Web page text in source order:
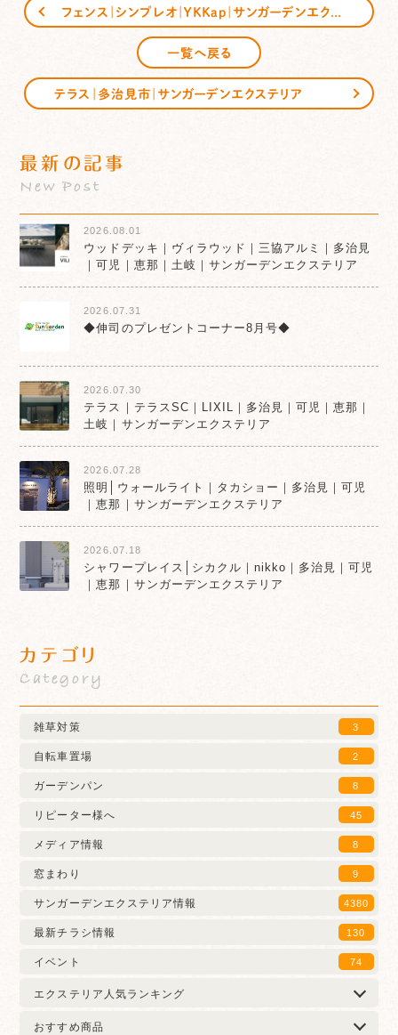
一覧へ戻る
テラス｜多治見市｜サンガーデンエクステリア
最新の記事
New Post
2026.08.01
ウッドデッキ｜ヴィラウッド｜三協アルミ｜多治見
｜可児｜恵那｜土岐｜サンガーデンエクステリア
2026.07.31
◆伸司のプレゼントコーナー8月号◆
2026.07.30
テラス｜テラスSC｜LIXIL｜多治見｜可児｜恵那｜
土岐｜サンガーデンエクステリア
2026.07.28
照明│ウォールライト｜タカショー｜多治見｜可児
｜恵那｜サンガーデンエクステリア
2026.07.18
シャワープレイス│シカクル｜nikko｜多治見｜可児
｜恵那｜サンガーデンエクステリア
カテゴリ
Category
雑草対策 3
自転車置場 2
ガーデンパン 8
リピーター様へ 45
メディア情報 8
窓まわり 9
サンガーデンエクステリア情報 4380
最新チラシ情報 130
イベント 74
エクステリア人気ランキング
おすすめ商品